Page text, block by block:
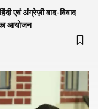
एवं अंग्रेज़ी वाद-विवाद
आयोजन